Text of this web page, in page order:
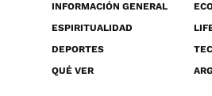
INFORMACIÓN GENERAL
ESPIRITUALIDAD
DEPORTES
QUÉ VER